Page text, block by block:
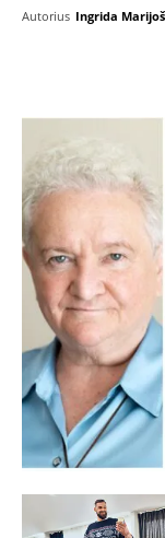
Autorius Ingrida